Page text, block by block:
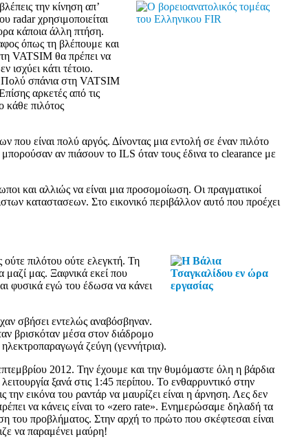
την κίνηση απ’
radar χρησιμοποιείται
κάποια άλλη πτήση.
όπως τη βλέπουμε και
VATSIM θα πρέπει να
ισχύει κάτι τέτοιο.
Πολύ σπάνια στη VATSIM
αρκετές από τις
κάθε πιλότος
είναι πολύ αργός. Δίνοντας μια εντολή σε έναν πιλότο
αν πιάσουν το ILS όταν τους έδινα το clearance με
και αλλιώς να είναι μια προσομοίωση. Οι πραγματικοί
καταστασεων. Στο εικονικό περιβάλλον αυτό που προέχει
πιλότου ούτε ελεγκτή. Τη
μας. Ξαφνικά εκεί που
φυσικά εγώ του έδωσα να κάνει
σβήσει εντελώς αναβόσβηναν.
βρισκόταν μέσα στον διάδρομο
ζεύγη (γεννήτρια).
2012. Την έχουμε και την θυμόμαστε όλη η βάρδια
ξανά στις 1:45 περίπου. Το ενθαρρυντικό στην
εικόνα του ραντάρ να μαυρίζει είναι η άρνηση. Λες δεν
να κάνεις είναι το «zero rate». Ενημερώσαμε δηλαδή τα
του προβλήματος. Στην αρχή το πρώτο που σκέφτεσαι είναι
να παραμένει μαύρη!